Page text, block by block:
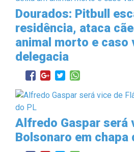
Dourados: Pitbull
residência, ataca
animal morto e caso
delegacia
Alfredo Gaspar será
Bolsonaro em chapa